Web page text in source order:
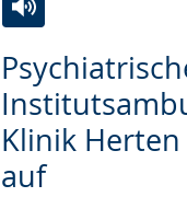
Klinik
auf
Leichten
Sprache
wechseln.
Audio-
Unterstützung.
Video
in
Deutscher
Gebärdensprache